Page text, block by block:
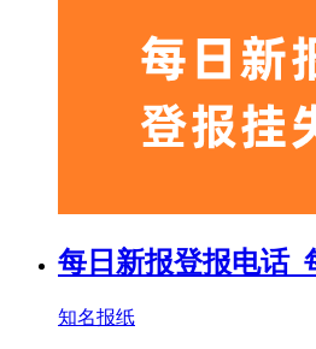
每日新报登报电话
知名报纸